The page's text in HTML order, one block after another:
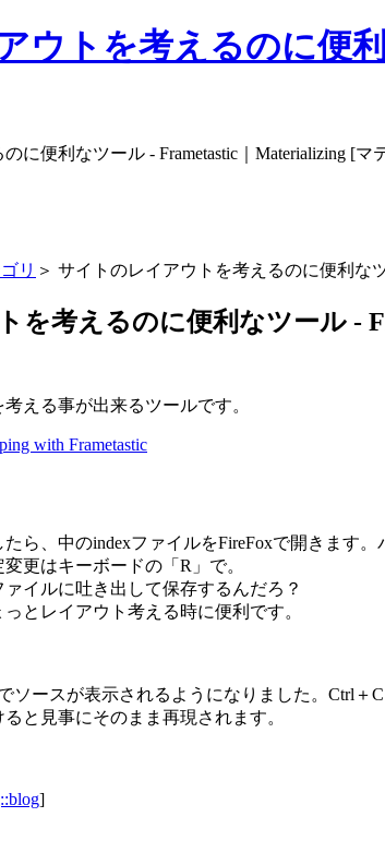
ウトを考えるのに便
に便利なツール - Frametastic｜Materializing [マ
リ ＞ サイトのレイアウトを考えるのに便利な
を考えるのに便利なツール -
える事が出来るツールです。
with Frametastic
ら、中のindexファイルをFireFoxで開きます
更はキーボードの「R」で。
イルに吐き出して保存するんだろ？
とレイアウト考える時に便利です。
ソースが表示されるようになりました。Ctrl
と見事にそのまま再現されます。
]